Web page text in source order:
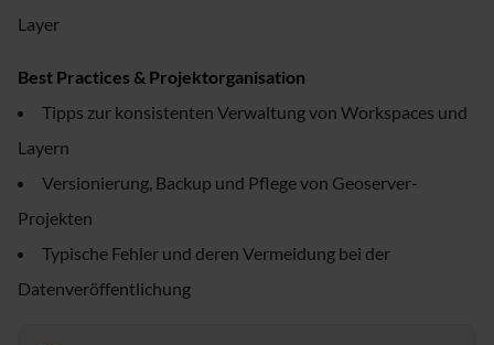
Layer
Best Practices & Projektorganisation
Tipps zur konsistenten Verwaltung von Workspaces und
Layern
Versionierung, Backup und Pflege von Geoserver-
Projekten
Typische Fehler und deren Vermeidung bei der
Datenveröffentlichung